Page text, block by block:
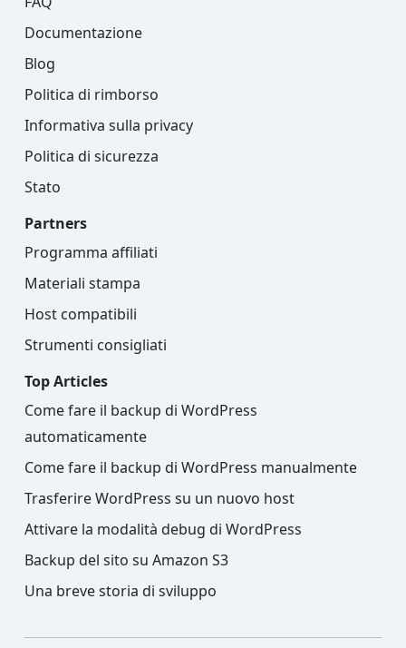
Documentazione
Blog
Politica di rimborso
Informativa sulla privacy
Politica di sicurezza
Stato
Partners
Programma affiliati
Materiali stampa
Host compatibili
Strumenti consigliati
Top Articles
Come fare il backup di WordPress
automaticamente
Come fare il backup di WordPress manualmente
Trasferire WordPress su un nuovo host
Attivare la modalità debug di WordPress
Backup del sito su Amazon S3
Una breve storia di sviluppo